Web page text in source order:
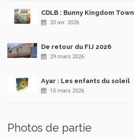
CDLB : Bunny Kingdom Town
20 avr. 2026
De retour du FIJ 2026
29 mars 2026
Ayar : Les enfants du soleil
15 mars 2026
Photos de partie